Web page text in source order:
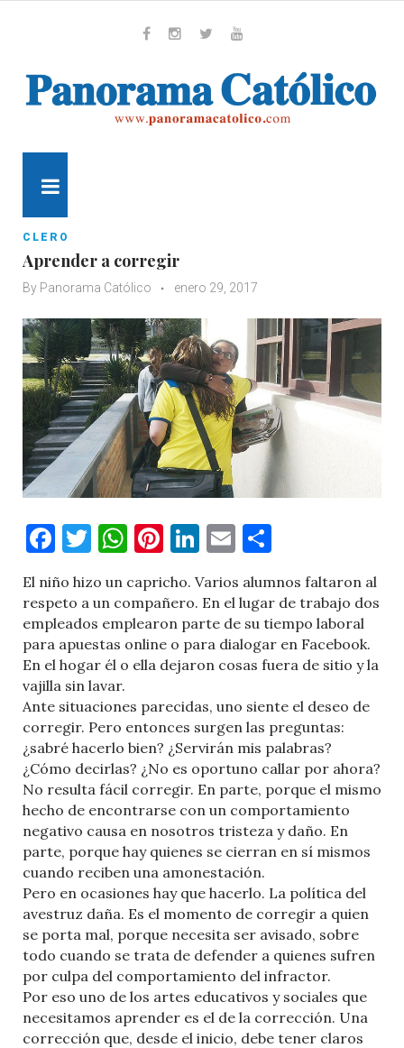
CLERO
Aprender a corregir
By Panorama Católico enero 29, 2017
Facebook
Twitter
WhatsApp
Pinterest
LinkedIn
Email
El niño hizo un capricho. Varios alumnos faltaron al
respeto a un compañero. En el lugar de trabajo dos
empleados emplearon parte de su tiempo laboral
para apuestas online o para dialogar en Facebook.
En el hogar él o ella dejaron cosas fuera de sitio y la
vajilla sin lavar.
Ante situaciones parecidas, uno siente el deseo de
corregir. Pero entonces surgen las preguntas:
¿sabré hacerlo bien? ¿Servirán mis palabras?
¿Cómo decirlas? ¿No es oportuno callar por ahora?
No resulta fácil corregir. En parte, porque el mismo
hecho de encontrarse con un comportamiento
negativo causa en nosotros tristeza y daño. En
parte, porque hay quienes se cierran en sí mismos
cuando reciben una amonestación.
Pero en ocasiones hay que hacerlo. La política del
avestruz daña. Es el momento de corregir a quien
se porta mal, porque necesita ser avisado, sobre
todo cuando se trata de defender a quienes sufren
por culpa del comportamiento del infractor.
Por eso uno de los artes educativos y sociales que
necesitamos aprender es el de la corrección. Una
corrección que, desde el inicio, debe tener claros